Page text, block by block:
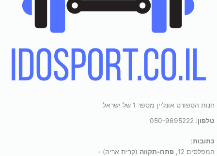
חנות הספורט אונליין מספר 1 של ישראל
טלפון: 050-9695222
כתובות:
המפלסים 12,
פתח-תקווה (קרית אריה) -